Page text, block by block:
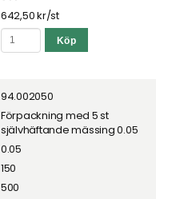
642,50 kr/st
94.002050
Förpackning med 5 st
självhäftande mässing 0.05
0.05
150
500